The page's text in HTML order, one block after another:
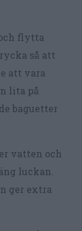
flytta
så att
att vara
lita på
baguetter
vatten och
luckan.
ger extra